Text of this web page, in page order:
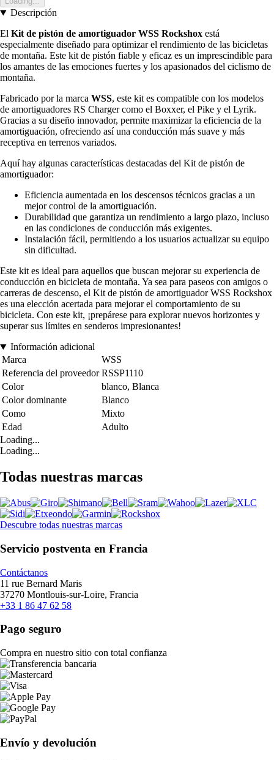
Descripción
El Kit de pistón de amortiguador WSS Rockshox está
especialmente diseñado para optimizar el rendimiento de las bicicletas
de montaña. Este kit de pistón fiable y eficaz es un imprescindible para
los amantes de las emociones fuertes y los apasionados del ciclismo de
montaña.
Fabricado por la marca WSS, este kit es compatible con los modelos
de amortiguadores RS Charger como el Boxxer, el Pike y el Lyrik.
Gracias a su diseño innovador, permite maximizar la eficiencia de la
amortiguación, ofreciendo así una conducción más suave y más
receptiva en terrenos variados.
Aquí hay algunas características destacadas del Kit de pistón de
amortiguador:
Eficiencia aumentada en los descensos técnicos gracias a un
mejor control de la amortiguación.
Durabilidad que garantiza un rendimiento a largo plazo, incluso
en las condiciones de conducción más exigentes.
Instalación fácil, permitiendo a los usuarios actualizar su equipo
sin dificultad.
Este kit es ideal para aquellos que buscan mejorar su experiencia de
conducción en bicicleta de montaña. Ya sea para paseos con amigos o
carreras de descenso, el Kit de pistón de amortiguador WSS Rockshox
es una elección acertada para mejorar el comportamiento de su
bicicleta. Con este kit, ¡prepárese para explorar nuevos horizontes y
superar sus límites en senderos impresionantes!
Información adicional
Marca
WSS
Referencia del proveedor RSSP1110
Color
blanco, Blanca
Color dominante
Blanco
Como
Mixto
Edad
Adulto
Loading...
Loading...
Todas nuestras marcas
Descubre todas nuestras marcas
Servicio postventa en Francia
Contáctanos
11 rue Bernard Maris
37270 Montlouis-sur-Loire, Francia
+33 1 86 47 62 58
Pago seguro
Compra en nuestro sitio con total confianza
Envío y devolución